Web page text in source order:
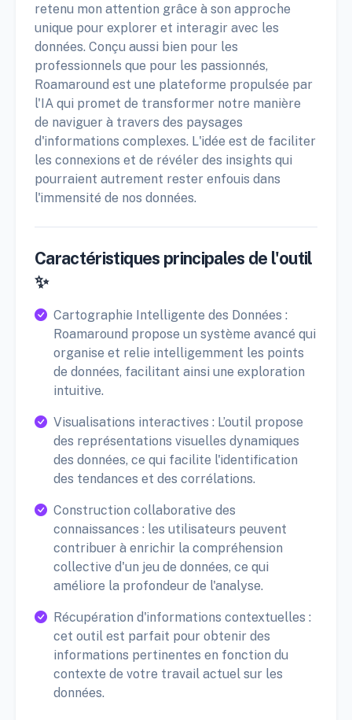
retenu mon attention grâce à son approche
unique pour explorer et interagir avec les
données. Conçu aussi bien pour les
professionnels que pour les passionnés,
Roamaround est une plateforme propulsée par
l'IA qui promet de transformer notre manière
de naviguer à travers des paysages
d'informations complexes. L'idée est de faciliter
les connexions et de révéler des insights qui
pourraient autrement rester enfouis dans
l'immensité de nos données.
Caractéristiques principales de l'outil
✨
Cartographie Intelligente des Données :
Roamaround propose un système avancé qui
organise et relie intelligemment les points
de données, facilitant ainsi une exploration
intuitive.
Visualisations interactives : L’outil propose
des représentations visuelles dynamiques
des données, ce qui facilite l'identification
des tendances et des corrélations.
Construction collaborative des
connaissances : les utilisateurs peuvent
contribuer à enrichir la compréhension
collective d'un jeu de données, ce qui
améliore la profondeur de l'analyse.
Récupération d'informations contextuelles :
cet outil est parfait pour obtenir des
informations pertinentes en fonction du
contexte de votre travail actuel sur les
données.